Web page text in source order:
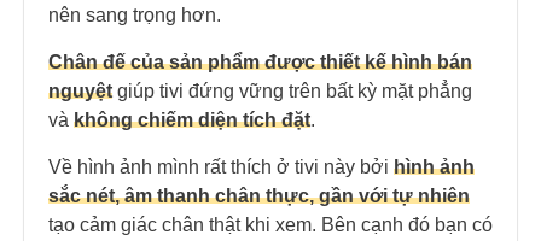
nên sang trọng hơn.
Chân đế của sản phẩm được thiết kế hình bán
nguyệt giúp tivi đứng vững trên bất kỳ mặt phẳng
và không chiếm diện tích đặt.
Về hình ảnh mình rất thích ở tivi này bởi hình ảnh
sắc nét, âm thanh chân thực, gần với tự nhiên
tạo cảm giác chân thật khi xem. Bên cạnh đó bạn có